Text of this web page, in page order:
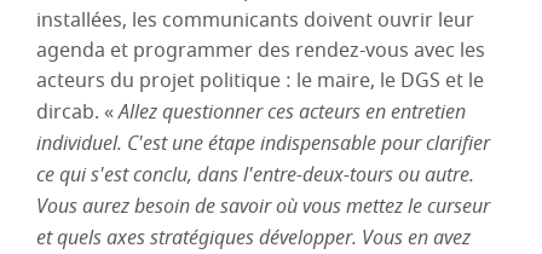
installées, les communicants doivent ouvrir leur
agenda et programmer des rendez-vous avec les
acteurs du projet politique : le maire, le DGS et le
dircab. «Allez questionner ces acteurs en entretien
individuel. C'est une étape indispensable pour clarifier
ce qui s'est conclu, dans l'entre-deux-tours ou autre.
Vous aurez besoin de savoir où vous mettez le curseur
et quels axes stratégiques développer. Vous en avez